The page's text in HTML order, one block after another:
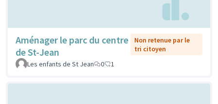
Aménager le parc du centre
de St-Jean
Non retenue par le
tri citoyen
Les enfants de St Jean
0 1